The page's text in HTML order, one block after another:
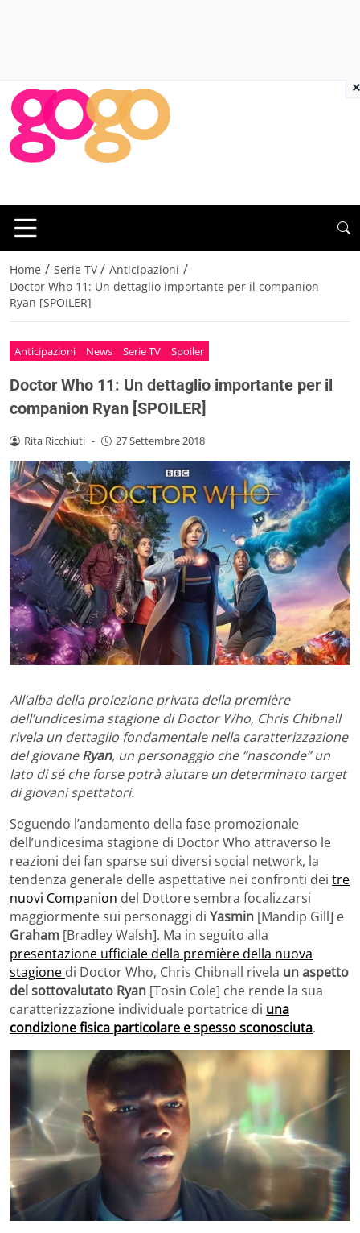
Home / Serie TV / Anticipazioni /
Doctor Who 11: Un dettaglio importante per il companion
Ryan [SPOILER]
Anticipazioni News Serie TV Spoiler
Doctor Who 11: Un dettaglio importante per il
companion Ryan [SPOILER]
Rita Ricchiuti - 27 Settembre 2018
All’alba della proiezione privata della première
dell’undicesima stagione di Doctor Who, Chris Chibnall
rivela un dettaglio fondamentale nella caratterizzazione
del giovaneRyan, un personaggio che “nasconde” un
lato di sé che forse potrà aiutare un determinato target
di giovani spettatori.
Seguendo l’andamento della fase promozionale
dell’undicesima stagione di Doctor Who attraverso le
reazioni dei fan sparse sui diversi social network, la
tendenza generale delle aspettative nei confronti dei tre
nuovi Companion del Dottore sembra focalizzarsi
maggiormente sui personaggi di Yasmin [Mandip Gill] e
Graham [Bradley Walsh]. Ma in seguito alla
presentazione ufficiale della première della nuova
stagione di Doctor Who, Chris Chibnall rivela un aspetto
del sottovalutato Ryan [Tosin Cole] che rende la sua
caratterizzazione individuale portatrice di una
condizione fisica particolare e spesso sconosciuta.
×